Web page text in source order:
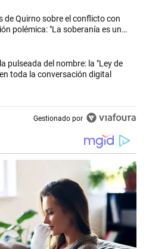
con más comentarios en los
"Las inconsistencias de Quirno
de Quirno sobre el conflicto con
polémica: "La soberanía es un
"El Gobierno perdió la pulseada
pulseada del nombre: la "Ley de
toda la conversación digital
Gestionado por